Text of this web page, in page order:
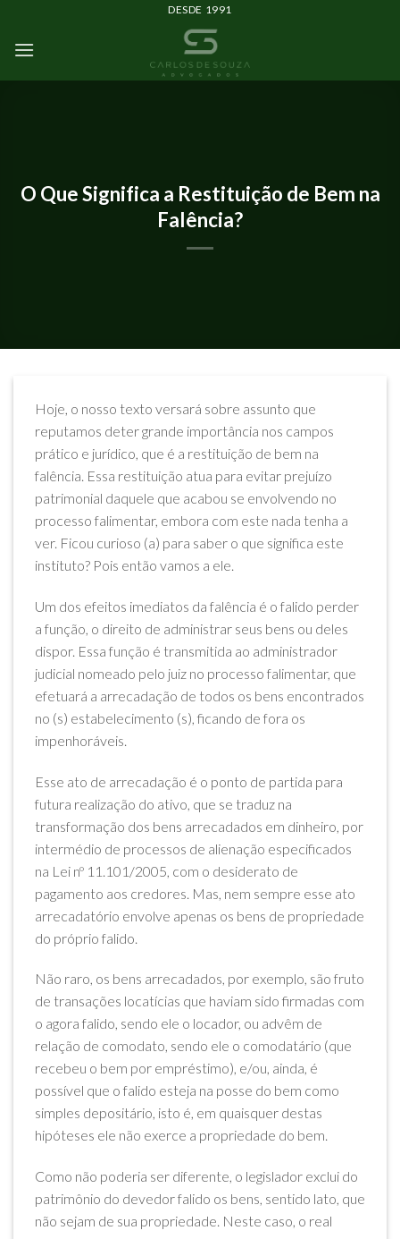
DESDE 1991
O Que Significa a Restituição de Bem na
Falência?
Hoje, o nosso texto versará sobre assunto que
reputamos deter grande importância nos campos
prático e jurídico, que é a restituição de bem na
falência. Essa restituição atua para evitar prejuízo
patrimonial daquele que acabou se envolvendo no
processo falimentar, embora com este nada tenha a
ver. Ficou curioso (a) para saber o que significa este
instituto? Pois então vamos a ele.
Um dos efeitos imediatos da falência é o falido perder
a função, o direito de administrar seus bens ou deles
dispor. Essa função é transmitida ao administrador
judicial nomeado pelo juiz no processo falimentar, que
efetuará a arrecadação de todos os bens encontrados
no (s) estabelecimento (s), ficando de fora os
impenhoráveis.
Esse ato de arrecadação é o ponto de partida para
futura realização do ativo, que se traduz na
transformação dos bens arrecadados em dinheiro, por
intermédio de processos de alienação especificados
na Lei nº 11.101/2005, com o desiderato de
pagamento aos credores. Mas, nem sempre esse ato
arrecadatório envolve apenas os bens de propriedade
do próprio falido.
Não raro, os bens arrecadados, por exemplo, são fruto
de transações locatícias que haviam sido firmadas com
o agora falido, sendo ele o locador, ou advêm de
relação de comodato, sendo ele o comodatário (que
recebeu o bem por empréstimo), e/ou, ainda, é
possível que o falido esteja na posse do bem como
simples depositário, isto é, em quaisquer destas
hipóteses ele não exerce a propriedade do bem.
Como não poderia ser diferente, o legislador exclui do
patrimônio do devedor falido os bens, sentido lato, que
não sejam de sua propriedade. Neste caso, o real